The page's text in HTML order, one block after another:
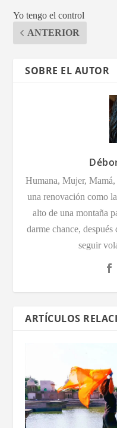
Yo tengo el control
ANTERIOR
SOBRE EL AUTOR
Humana, Mujer,
una renovación como
alto de una montaña
darme chance,
seguir
ARTÍCULOS